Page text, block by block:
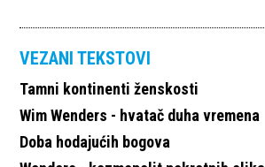
VEZANI TEKSTOVI
Tamni kontinenti ženskosti
Wim Wenders - hvatač duha vremena
Doba hodajućih bogova